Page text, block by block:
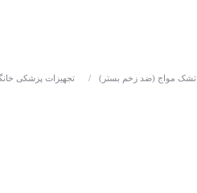
تشک مواج (ضد زخم بستر) / تجهیزات پزشکی